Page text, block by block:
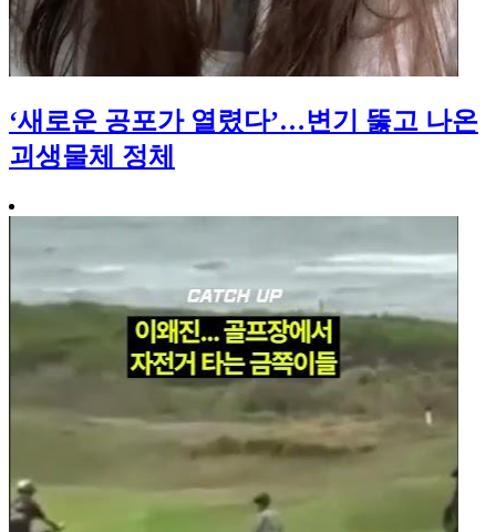
‘새로운 공포가 열렸다’…변기 뚫고 나온
괴생물체 정체